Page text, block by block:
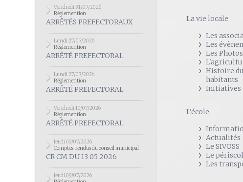
Vendredi 31/07/2026
Réglemention
ARRÊTÉS PREFECTORAUX
Lundi 27/07/2026
Réglemention
ARRÊTÉ PREFECTORAL
Lundi 27/07/2026
Réglemention
ARRÊTÉ PREFECTORAL
Vendredi 10/07/2026
Réglemention
ARRÊTÉ PREFECTORAL
Jeudi 09/07/2026
Comptes-rendus du conseil municipal
CR CM DU 13 05 2026
Jeudi 09/07/2026
La vie locale
Les
Les
Les
Histoire
habitants
Initiatives
L'école
Actualités
Le SIVOSS
Le
Les